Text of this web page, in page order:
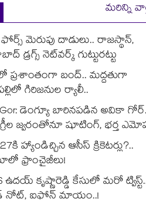
మరిన్ని
మెరుపు దాడులు.. రాజస్థాన్,
డ్రగ్స్‌ నెట్‌వర్క్‌ గుట్టురట్టు
ప్రశాంతంగా బంద్.. మద్దతుగా
గిరిజనుల ర్యాలీ..
Gor: డెంగ్యూ బారినపడిన అవికా
జ్వరంతోనూ షూటింగ్, భర్త
హ్యాండిచ్చిన ఆసీస్ క్రికెటర్లు?..
ఫ్రాంచైజీలు!
ఉదయ్‌ కృష్ణారెడ్డి కేసులో మరో
నోట్‌, ఐఫోన్‌ మాయం..!